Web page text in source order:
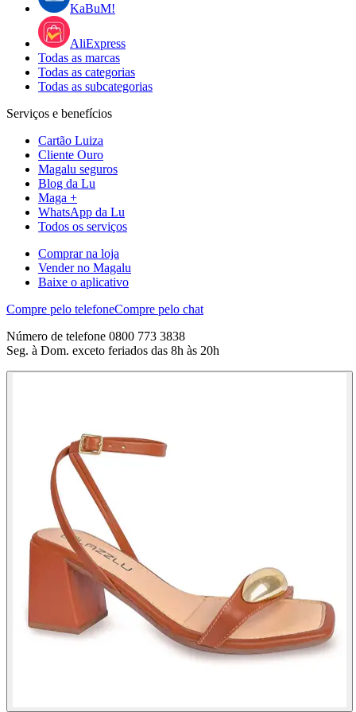
KaBuM!
AliExpress
Todas as marcas
Todas as categorias
Todas as subcategorias
Serviços e benefícios
Cartão Luiza
Cliente Ouro
Magalu seguros
Blog da Lu
Maga +
WhatsApp da Lu
Todos os serviços
Comprar na loja
Vender no Magalu
Baixe o aplicativo
Compre pelo telefoneCompre pelo chat
Número de telefone 0800 773 3838
Seg. à Dom. exceto feriados das 8h às 20h